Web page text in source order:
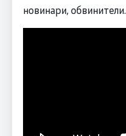
новинари, обвинители.